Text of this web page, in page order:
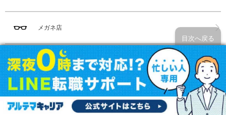
メガネ店
漫画喫茶(漫喫)
水族館
目次へ戻る